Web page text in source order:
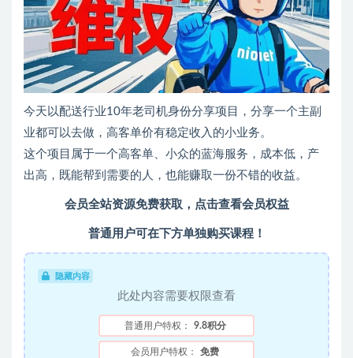
今天以配送行业10年老司机身份分享项目，分享一个主副
业都可以去做，高客单价有稳定收入的小业务。
这个项目属于一个高客单、小众的蓝海服务，成本低，产
出高，既能帮到需要的人，也能赚取一份不错的收益。
会员全站资源免费获取，点击查看会员权益
普通用户可在下方单独购买课程！
隐藏内容
此处内容需要权限查看
普通用户特权： 9.8积分
会员用户特权： 免费